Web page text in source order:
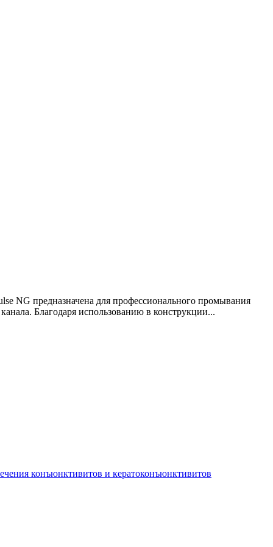
NG предназначена для профессионального промывания
Благодаря использованию в конструкции...
конъюнктивитов и кератоконъюнктивитов